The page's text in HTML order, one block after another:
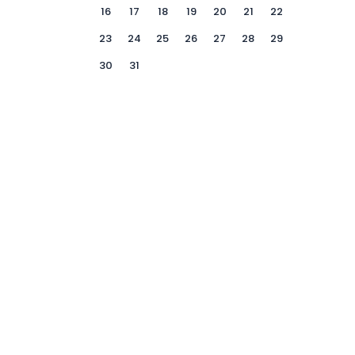
16 17 18 19 20 21
22
23
24 25 26 27 28
29
30
31